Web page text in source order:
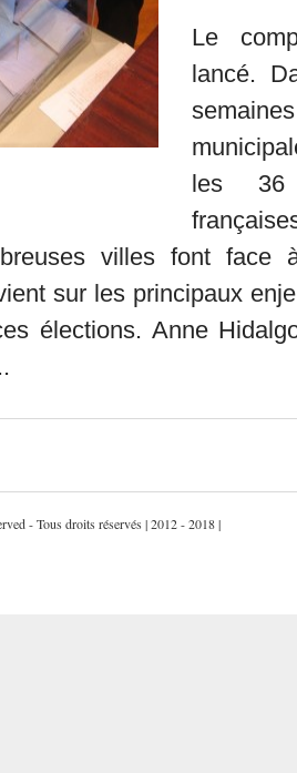
Le
lancé.
les 36
villes font face
sur les principaux
élections. Anne
- Tous droits réservés | 2012 - 2018 |